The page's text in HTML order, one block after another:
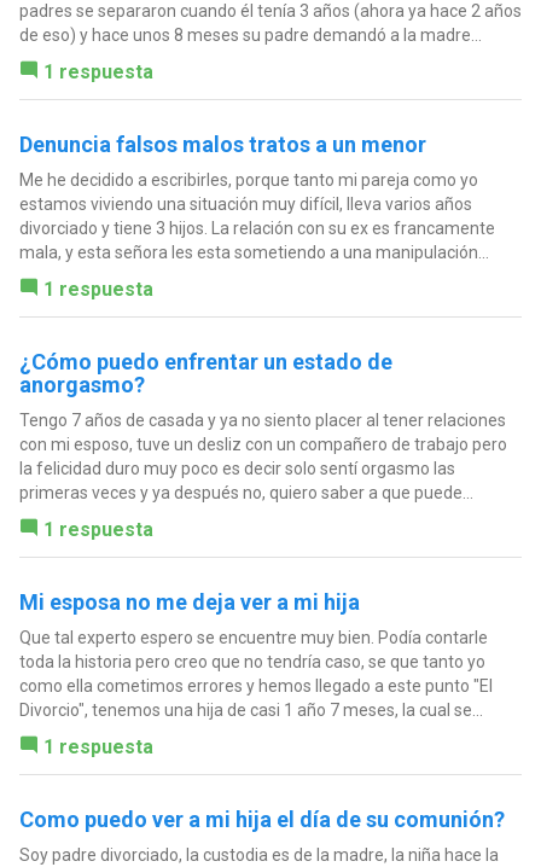
padres se separaron cuando él tenía 3 años (ahora ya hace 2 años
de eso) y hace unos 8 meses su padre demandó a la madre...
1 respuesta
Denuncia falsos malos tratos a un menor
Me he decidido a escribirles, porque tanto mi pareja como yo
estamos viviendo una situación muy difícil, lleva varios años
divorciado y tiene 3 hijos. La relación con su ex es francamente
mala, y esta señora les esta sometiendo a una manipulación...
1 respuesta
¿Cómo puedo enfrentar un estado de
anorgasmo?
Tengo 7 años de casada y ya no siento placer al tener relaciones
con mi esposo, tuve un desliz con un compañero de trabajo pero
la felicidad duro muy poco es decir solo sentí orgasmo las
primeras veces y ya después no, quiero saber a que puede...
1 respuesta
Mi esposa no me deja ver a mi hija
Que tal experto espero se encuentre muy bien. Podía contarle
toda la historia pero creo que no tendría caso, se que tanto yo
como ella cometimos errores y hemos llegado a este punto "El
Divorcio", tenemos una hija de casi 1 año 7 meses, la cual se...
1 respuesta
Como puedo ver a mi hija el día de su comunión?
Soy padre divorciado, la custodia es de la madre, la niña hace la